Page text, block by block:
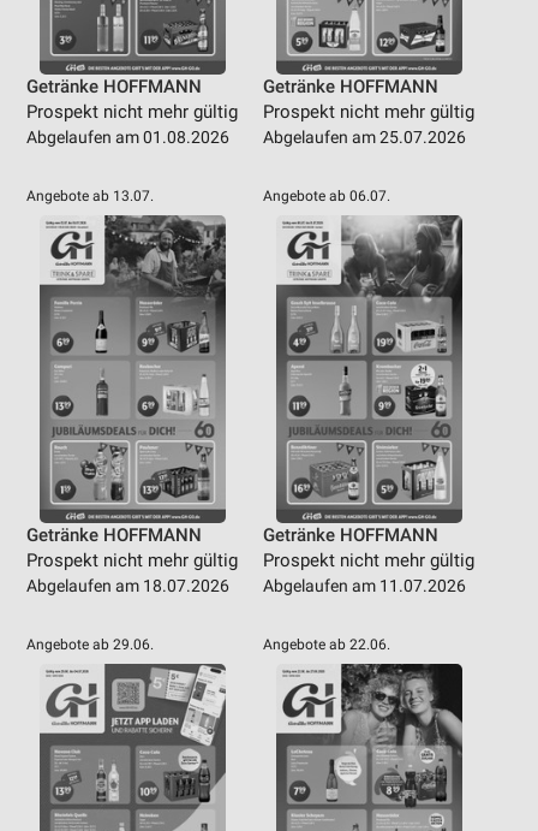
Getränke HOFFMANN
Prospekt nicht mehr gültig
Abgelaufen am 01.08.2026
Getränke HOFFMANN
Prospekt nicht mehr gültig
Abgelaufen am 25.07.2026
Angebote ab 13.07.
Getränke HOFFMANN
Prospekt nicht mehr gültig
Abgelaufen am 18.07.2026
Angebote ab 06.07.
Getränke HOFFMANN
Prospekt nicht mehr gültig
Abgelaufen am 11.07.2026
Angebote ab 29.06. Angebote ab 22.06.